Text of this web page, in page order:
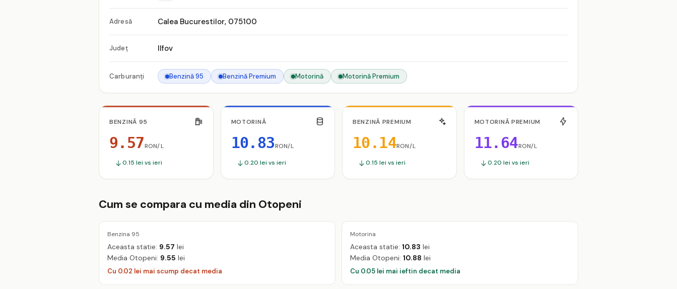
Adresă Calea Bucurestilor, 075100
Județ Ilfov
Carburanți Benzină 95 Benzină Premium Motorină Motorină Premium
BENZINĂ 95
9.57RON/L
0.15 lei vs ieri
MOTORINĂ
10.83RON/L
0.20 lei vs ieri
BENZINĂ PREMIUM
10.14RON/L
0.15 lei vs ieri
MOTORINĂ PREMIUM
11.64RON/L
0.20 lei vs ieri
Cum se compara cu media din Otopeni
Benzina 95
Aceasta statie: 9.57 lei
Media Otopeni: 9.55 lei
Cu 0.02 lei mai scump decat media
Motorina
Aceasta statie: 10.83 lei
Media Otopeni: 10.88 lei
Cu 0.05 lei mai ieftin decat media